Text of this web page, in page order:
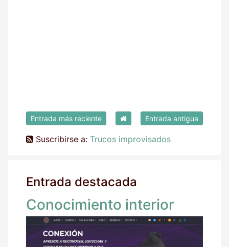
Entrada más reciente Entrada antigua
Suscribirse a: Trucos improvisados
Entrada destacada
Conocimiento interior